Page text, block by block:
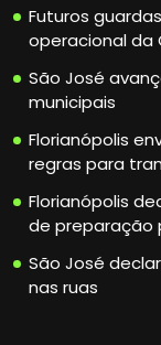
Futuros
operacional da
São José
municipais
Florianópolis
regras para
Florianópolis
de preparação
São José
nas ruas